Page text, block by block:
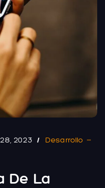
2023
Desarrollo
De La